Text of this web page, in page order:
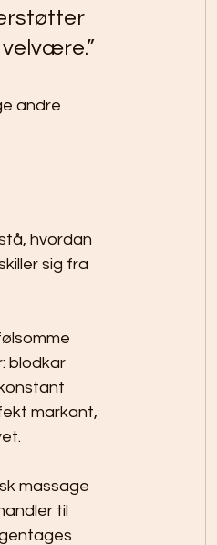
andre
hvordan
sig fra
blodkar
markant,
massage
til